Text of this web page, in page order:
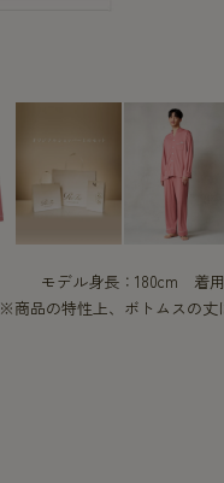
モデル身長：180cm 着
※商品の特性上、ボトムスの丈